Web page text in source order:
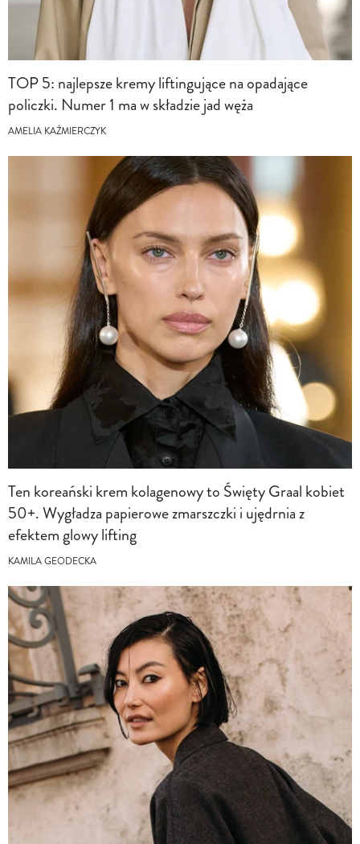
TOP 5: najlepsze kremy liftingujące na opadające
policzki. Numer 1 ma w składzie jad węża
AMELIA KAŹMIERCZYK
Ten koreański krem kolagenowy to Święty Graal kobiet
50+. Wygładza papierowe zmarszczki i ujędrnia z
efektem glowy lifting
KAMILA GEODECKA